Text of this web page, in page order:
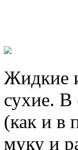
Жидкие
сухие. В
(как и в
муку и